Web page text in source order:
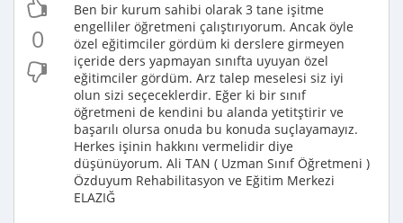
0
Ben bir kurum sahibi olarak 3 tane işitme
engelliler öğretmeni çalıştırıyorum. Ancak öyle
özel eğitimciler gördüm ki derslere girmeyen
içeride ders yapmayan sınıfta uyuyan özel
eğitimciler gördüm. Arz talep meselesi siz iyi
olun sizi seçeceklerdir. Eğer ki bir sınıf
öğretmeni de kendini bu alanda yetitştirir ve
başarılı olursa onuda bu konuda suçlayamayız.
Herkes işinin hakkını vermelidir diye
düşünüyorum. Ali TAN ( Uzman Sınıf Öğretmeni )
Özduyum Rehabilitasyon ve Eğitim Merkezi
ELAZIĞ